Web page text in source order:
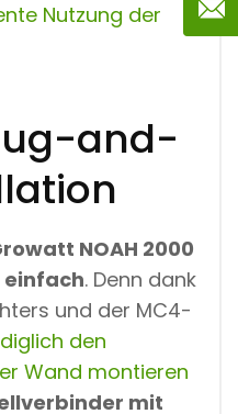
Nutzung der
and-
NOAH 2000
einfach. Denn dank
und der MC4-
den
Wand montieren
mit